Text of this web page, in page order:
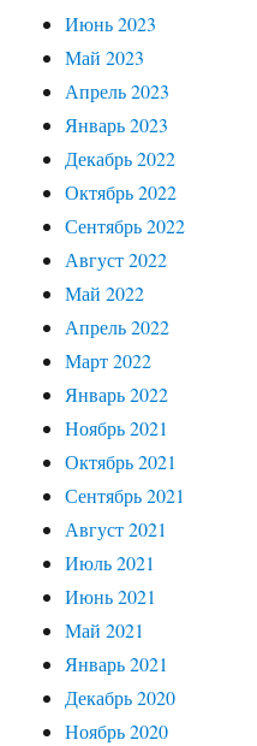
Июнь 2023
Май 2023
Апрель 2023
Январь 2023
Декабрь 2022
Октябрь 2022
Сентябрь 2022
Август 2022
Май 2022
Апрель 2022
Март 2022
Январь 2022
Ноябрь 2021
Октябрь 2021
Сентябрь 2021
Август 2021
Июль 2021
Июнь 2021
Май 2021
Январь 2021
Декабрь 2020
Ноябрь 2020